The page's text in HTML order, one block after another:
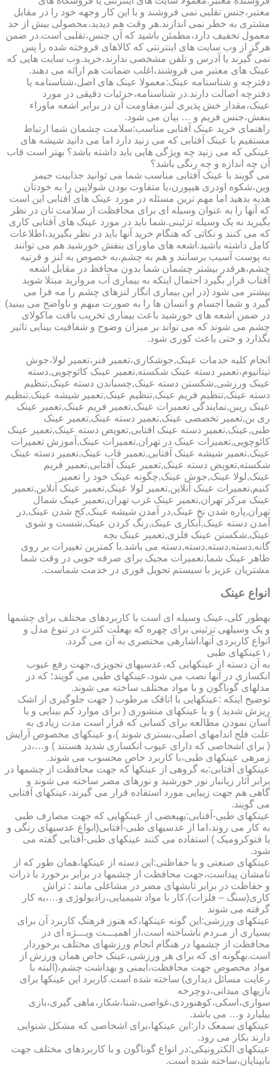
معتبر،جنس تقلبی نمی فروشند و با این کار وجهه خود را در مقابل
مشتری به خطر نمی اندازند.هر وقت هم دیدید،محصولی بیش از حد
معمول تخفیف دارد،مطمئن باشید که آن جنس،تقلبی است.در ضمن
هرگز از وب سایت های اینترنتی که کالاهای فروخته شده را پس
نمی گیرند یا آدرس و تلفن مشخصی ندارند،خرید.وب سایت هایی که
عینک های معتبر می فروشند،اغلب ضمانت هم ارائه می دهند.
دفترچه و شناسنامه عینک:معمولا عینک های اصل،شناسنامه یا
دفترچه اصالت دارند.در شناسنامه،جزئیات دقیقی در مورد
عینک،مقدار خش پذیری لنز،مقاومت آن در برابر اشعه ماوراء
بنفش،جنس فریم و … بیان می شود.
راهنمای خرید عینک آفتابی مناسب:سلامت چشمان شما ارتباط
مستقیم با عینک آفتابی که می زنید دارد اما می دانید شیشه های
عینکی که می زنید چه ویژگی هایی باید داشته باشد؟ بهتر است قاب
آن چه اندازه و چه رنگی باشد؟
می گویند با عینک آفتابی مناسب شما می توانید جذابیت جیمز
وین،شکوه اودری هیپورن،یا متفاوت بودن شولاپین را به خودتان
هدیه بدهید اما مهم ترین مسئله در مورد عینک های آفتابی این است
که آنها را به عنوان وسیله ای برای محافظت از سلامت تان در نظر
بگیرید نه یک وسیله تزئینی.شما باید در مورد عینک های آفتابی کاری
که می کنند و نکاتی که هنگام خرید آنها باید در نظر بگیرید،اطلاعات
کامل داشته باشید.اشعه های ماورای بنفش خورشید هم می توانند
به پوست آسیب برسانند و هم به چشم،به خصوص به لنز و قرنیه
چشم،هرقدر بیشتر چشمان شما بدون محافظ در مقابل اشعه
آفتاب قرار بگیرد احتمال اینکه به بیماری آب مروارید مبتلا شوید
بیشتر می شود (در این بیماری انگار لنزهای چشم را مه فرا می
گیرد و شما اجسام و انسان ها را به صورت مبهم و ناواضح می بینید)
در ضمن اشعه های خورشید باعث بیماری تخریب بافت ماکولای
چشم می شوند که می تواند بر میزان وضوح و شفافیت بینایی تاثیر
بگذارد و حتی باعث کوری شود.
انجام کلیه خدمات عینک,جوشکاری،تعمیر فنر،تعمیر لولا،جوش
تیتانیوم،تعمیر دسته عینک شکسته,تعمیر عینک کائوچویی,دسته
عینک ورزشی,شکستن دسته عینک,چسباندن دسته عینک,تنظیم
دسته عینک,تنظیم فریم عینک,تنظیم عینک,تعمیر شیشه عینک,تنظیم
عینک ریبن,نمایندگی تعمیرات عینک,تعمیر فریم عینک,تعمیر عینک
ری بن,تعمیر تخصصی عینک,تعمیر دسته عینک,تعمیر عینک
طبی,عینک,تعمیر دسته عینک افتابی,تعویض دسته عینک,تعمیر عینک
کائوچویی,تعمیرات عینک در تهران,تعمیرات عینک,آموزش تعمیرات
عینک,تعمیر شیشه عینک آفتابی,تعمیر قاب عینک,تعمیر دسته عینک
شکسته,تعویض دسته عینک,تعمیر عینک آفتابی,تعمیر فریم
عینک,لولا عینک,جوش عینک,چگونه عینک خود را تعمیر
کنیم,تعمیرات عینک آنلاین,تعمیر لولا عینک,تعمیر عینک آنلاین,تعمیر
عینک مرکز تهران,تعمیر عینک غرب تهران,تعمیر عینک شمال
تهران,پاره شدن نخ عینک,در آمدن شیشه عینک,کج شدن عینک,در
آمدن دسته عینک,آبکاری عینک,رنگ کردن عینک,شست و شوی
عینک,شکستن عینک فلزی,تعمیر عینک بچه
گانه,دسته,دسته,دسته,دسته می باشد.با کمترین تغییرات بر روی
ظاهر عینک شما,تعمیرات مجیک برای صرفه جویی در وقت شما
مشتریان عزیز با سیستم تحویل فوری در خدمت شماست.
انواع عینک
به­طور کلی،عینک وسیله ای است با کاربردهای مختلف برای چشمها
و یک وسیله­ی تزئینی برای چهره که به­علت کثرت در تنوع مدل و
انواع کاربردی آنها،اشاره­ی مختصری به آن می گردد.
۱٫عینکهای طبی
به آن دسته از عینکهایی که،عدسیهای تجویزی،جهت رفع عیوب
انکساری در آنها نصب می شود،عینکهای طبی می گویند؛ که در
مدلهای گوناگون و با مواد مختلف ساخته می شوند.
توضیح اینکه :عینکهایی با اتاقک مرطوب ( جهت جلوگیری از اشک
ریزش شدید ) و یا عینکهای منشوری ( برای موارد کم بینایی و یا
آسان نمودن مطالعه برای کسانی که قرار است مدت زیادی به
علت فلج اندامهای اصلی،بستری شوند )،و عینکهای مخصوص آرایش
( برای اشخاصی که دارای عیوب انکساری شدید هستند ) و…،در
زمره­ی عینکهای طبی،با کاربرد خاص محسوب می شوند.
عینکهای آفتابی:به گروهی از عینکها که جهت محافظت از چشمها در
برابر آثار زیانبار نور خورشید و نورهای مضر ساخته می شوند و
گاهی هم جهت زیبایی مورد استفاده قرار می گیرند،عینکهای آفتابی
می گویند.
عینکهای طبی-آفتابی:به­بعضی از عینکهایی که جهت مصارف طبی
به کار می روند،اما از عدسیهای طبی-آفتابی(انواع عدسیهای رنگی و
یا فتوکرومیک ) استفاده می کنند عینکهای طبی-آفتابی گفته می
شود.
عینکهای صنعتی و یا حفاظتی:این دسته از عینکها،همان طور که از
نامشان پیداست،جهت محافظت از چشمها در برابر برخورد با ذرات
و حفاظت در برابر تابشهای مضر در مشاغلی مانند : تراش
کاری(سنگ – فلزات)،کار با مواد شیمیایی،رادیولوژی و…،به کار
گرفته می شوند
عینکهای ورزشی:این گونه عینکها،که هنوز فرهنگ کاربرد آن برای
بسیاری از مـردم ناشناخته است،از اهمیـــت ویـــژه ای در
محافظت از چشمها در هنگام انجام ورزشهای مختلف برخوردار
است.به­گونه ای که برای هر ورزشی،عینک خاص همان ورزش از
مواد مخصوص جهت محافظت،ایمنی و بهداشت چشم،(البته با
رعایت مسائل دیداری) ساخته شده است.کاربرد این عینکها برای
بازیهای میدانی،دوچرخه
سواری،اسکی،کوهنوردی،غواصی،شنا،شکار،ماهی گیری،بازی
بیلیارد و… می باشد.
عینکهای سمعک دار:این عینکها،برای اشخاصی که مشکل شنوایی
دارند بکار می رود.
عینکهای الکترونیکی:در انواع گوناگون و با کاربردهای مختلف جهت
نابینایان،ساخته شده است.